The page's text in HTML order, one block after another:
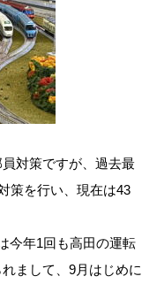
対策ですが、過去最
策を行い、現在は43
今年1回も高田の運転
まして、9月はじめに